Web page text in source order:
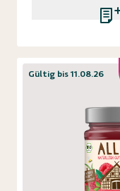
Gültig bis 11.08.26